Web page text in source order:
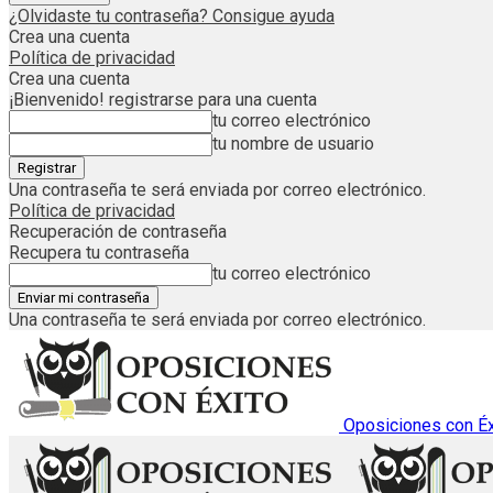
¿Olvidaste tu contraseña? Consigue ayuda
Crea una cuenta
Política de privacidad
Crea una cuenta
¡Bienvenido! registrarse para una cuenta
tu correo electrónico
tu nombre de usuario
Una contraseña te será enviada por correo electrónico.
Política de privacidad
Recuperación de contraseña
Recupera tu contraseña
tu correo electrónico
Una contraseña te será enviada por correo electrónico.
Oposiciones con